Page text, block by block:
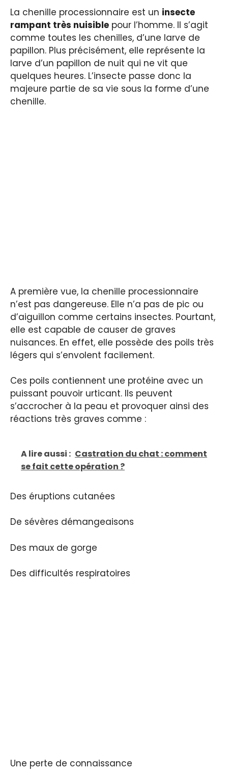
La chenille processionnaire est un insecte
rampant très nuisible pour l’homme. Il s’agit
comme toutes les chenilles, d’une larve de
papillon. Plus précisément, elle représente la
larve d’un papillon de nuit qui ne vit que
quelques heures. L’insecte passe donc la
majeure partie de sa vie sous la forme d’une
chenille.
A première vue, la chenille processionnaire
n’est pas dangereuse. Elle n’a pas de pic ou
d’aiguillon comme certains insectes. Pourtant,
elle est capable de causer de graves
nuisances. En effet, elle possède des poils très
légers qui s’envolent facilement.
Ces poils contiennent une protéine avec un
puissant pouvoir urticant. Ils peuvent
s’accrocher à la peau et provoquer ainsi des
réactions très graves comme :
A lire aussi : Castration du chat : comment
se fait cette opération ?
Des éruptions cutanées
De sévères démangeaisons
Des maux de gorge
Des difficultés respiratoires
Une perte de connaissance